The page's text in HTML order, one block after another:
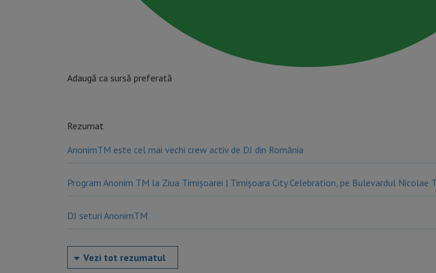
Adaugă ca sursă preferată
Rezumat
AnonimTM este cel mai vechi crew activ de DJ din România
Program Anonim TM la Ziua Timișoarei | Timișoara City Celebration, pe Bulevardul Nicolae
DJ seturi AnonimTM
Vezi tot rezumatul